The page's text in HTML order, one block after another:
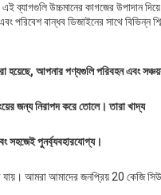
ব্যাগগুলি উচ্চমানের কাগজের উপাদান দিয়ে
বান্ধব ডিজাইনের সাথে বিভিন্ন
হয়েছে, আপনার পণ্যগুলি পরিবহন এবং
জন্য নিরাপদ করে তোলে। তারা খাদ্য
সহজেই পুনর্ব্যবহারযোগ্য।
যায়। আমরা আমাদের জনপ্রিয় 20 কেজি